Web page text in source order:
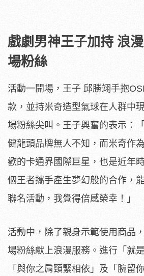
戲劇男神王子加持 浪
場粉絲
活動一開場，王子 邱勝翊手抱
款，並持米奇造型氣球在人群中
場粉絲尖叫。王子興奮的表示：
健龍頭品牌無人不知，而米奇作
歡的卡通界國際巨星，也是近年
個王者攜手產生夢幻般的合作，
聯名活動，我覺得倍感榮幸！」
活動中，除了親身示範使用商品
場粉絲獻上浪漫服務。進行「就
「與你之肩頸緊相依」及「腕留